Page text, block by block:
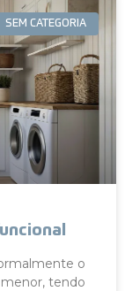
SEM CATEGORIA
o
tendo